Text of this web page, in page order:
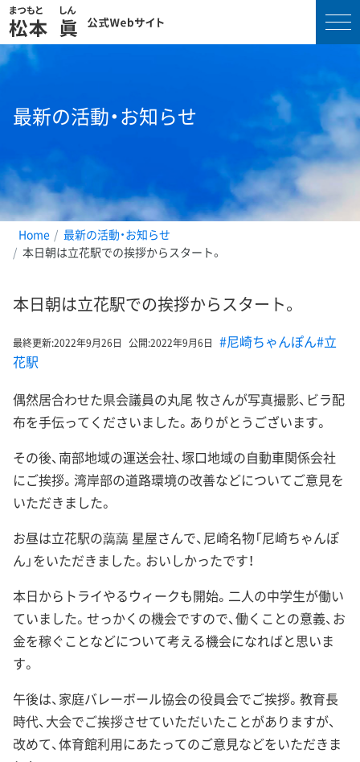
コ
ス
キ
ッ
最新の活動・お知らせ
Home
最新の活動・お知らせ
本日朝は立花駅での挨拶からスタート。
本日朝は立花駅での挨拶からスタート。
最終更新:2022年9月26日 公開:2022年9月6日 #尼崎ちゃんぽん#立
花駅
偶然居合わせた県会議員の丸尾 牧さんが写真撮影、ビラ配
布を手伝ってくださいました。ありがとうございます。
その後、南部地域の運送会社、塚口地域の自動車関係会社
にご挨拶。湾岸部の道路環境の改善などについてご意見を
いただきました。
お昼は立花駅の藹藹 星屋さんで、尼崎名物「尼崎ちゃんぽ
ん」をいただきました。おいしかったです！
本日からトライやるウィークも開始。二人の中学生が働い
ていました。せっかくの機会ですので、働くことの意義、お
金を稼ぐことなどについて考える機会になればと思いま
す。
午後は、家庭バレーボール協会の役員会でご挨拶。教育長
時代、大会でご挨拶させていただいたことがありますが、
改めて、体育館利用にあたってのご意見などをいただきま